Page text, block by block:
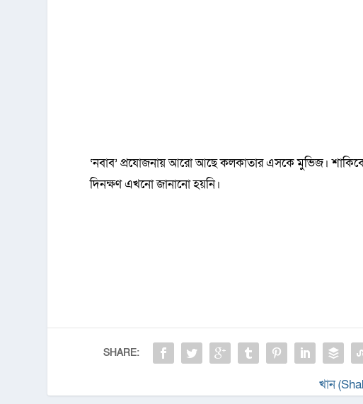
‘নবাব’ প্রযোজনায় আরো আছে কলকাতার এসকে মুভিজ।
দিনক্ষণ এখনো জানানো হয়নি।
SHARE:
খান